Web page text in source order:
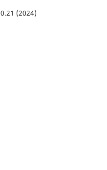
0.21 (2024)